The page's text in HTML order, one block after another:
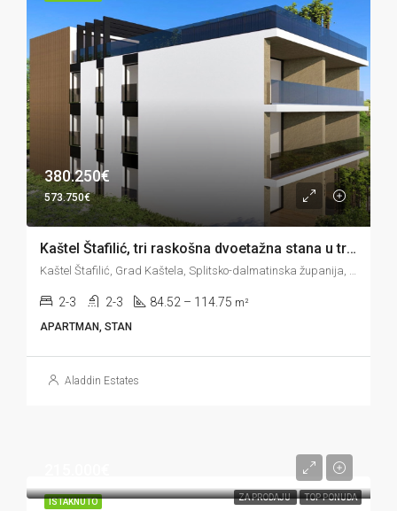
380.250€
573.750€
Kaštel Štafilić, tri raskošna dvoetažna stana u trećem redu do mora, 84-114 m2
Kaštel Štafilić, Grad Kaštela, Splitsko-dalmatinska županija, 21217, Hrvatska
2-3 2-3 84.52 – 114.75 m²
APARTMAN, STAN
Aladdin Estates
ISTAKNUTO ZA PRODAJU TOP PONUDA